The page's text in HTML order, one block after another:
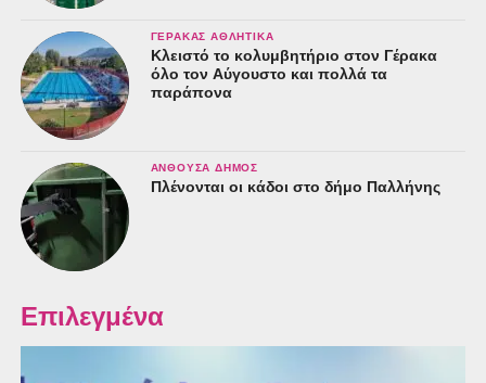
ΓΈΡΑΚΑΣ ΑΘΛΗΤΙΚΆ
Κλειστό το κολυμβητήριο στον Γέρακα
όλο τον Αύγουστο και πολλά τα
παράπονα
ΑΝΘΟΎΣΑ ΔΉΜΟΣ
Πλένονται οι κάδοι στο δήμο Παλλήνης
Επιλεγμένα